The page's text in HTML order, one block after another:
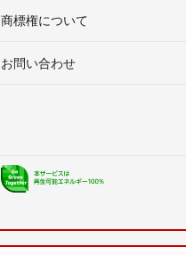
商標権について
お問い合わせ